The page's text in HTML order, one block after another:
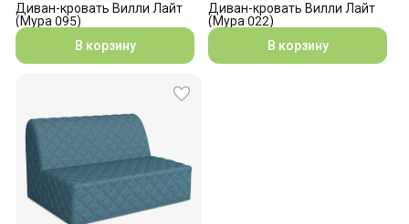
Диван-кровать Вилли Лайт
(Мура 095)
В корзину
Диван-кровать Вилли Лайт
(Мура 022)
В корзину